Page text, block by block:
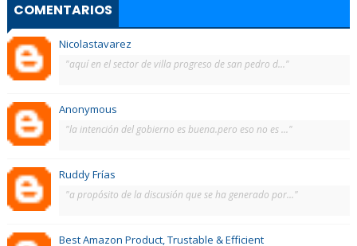
COMENTARIOS
Nicolastavarez
"aquí en el sector de villa progreso de san pedro d..."
Anonymous
"la intención del gobierno es buena.pero eso no es ..."
Ruddy Frías
"a propósito de la discusión que se ha generado por..."
Best Amazon Product, Trustable & Efficient